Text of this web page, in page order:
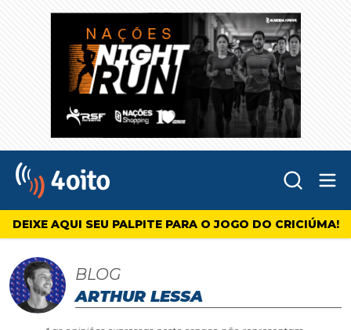
4oito
DEIXE AQUI SEU PALPITE PARA O JOGO DO CRICIÚMA!
BLOG
ARTHUR LESSA